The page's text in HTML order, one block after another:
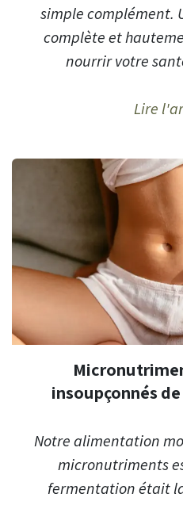
simple complément.
complète et
nourrir votre
Lire
insoupçonnés
Notre alimentation
micronutriments
fermentation était